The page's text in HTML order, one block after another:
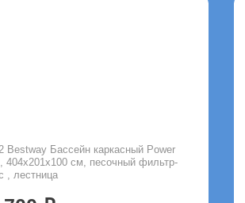
Bestway Бассейн каркасный Power
404х201х100 см, песочный фильтр-
, лестница